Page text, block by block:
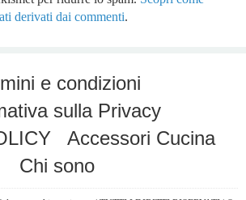
derivati dai commenti.
e condizioni
sulla Privacy
Accessori Cucina
Chi sono